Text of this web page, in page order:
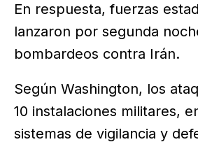
En respuesta, fuerzas
lanzaron por segunda
bombardeos contra Irán.
Según Washington, los
10 instalaciones militares,
sistemas de vigilancia y